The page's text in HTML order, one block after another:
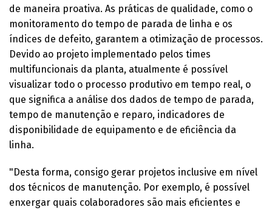
de maneira proativa. As práticas de qualidade, como o
monitoramento do tempo de parada de linha e os
índices de defeito, garantem a otimização de processos.
Devido ao projeto implementado pelos times
multifuncionais da planta, atualmente é possível
visualizar todo o processo produtivo em tempo real, o
que significa a análise dos dados de tempo de parada,
tempo de manutenção e reparo, indicadores de
disponibilidade de equipamento e de eficiência da
linha.
"Desta forma, consigo gerar projetos inclusive em nível
dos técnicos de manutenção. Por exemplo, é possível
enxergar quais colaboradores são mais eficientes e